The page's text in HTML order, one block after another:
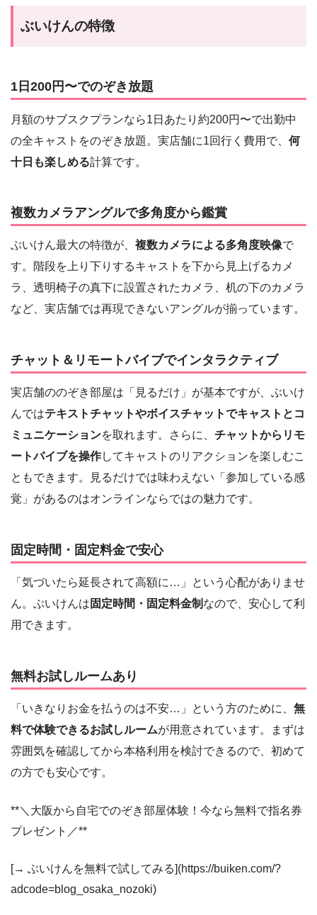
ぶいけんの特徴
1日200円〜でのぞき放題
月額のサブスクプランなら1日あたり約200円〜で出勤中
の全キャストをのぞき放題。実店舗に1回行く費用で、 何
十日も楽しめる計算です。
複数カメラアングルで多角度から鑑賞
ぶいけん最大の特徴が、 複数カメラによる多角度映像で
す。階段を上り下りするキャストを下から見上げるカメ
ラ、透明椅子の真下に設置されたカメラ、机の下のカメラ
など、実店舗では再現できないアングルが揃っています。
チャット＆リモートバイブでインタラクティブ
実店舗ののぞき部屋は「見るだけ」が基本ですが、ぶいけ
んではテキストチャットやボイスチャットでキャストとコ
ミュニケーションを取れます。さらに、 チャットからリモ
ートバイブを操作してキャストのリアクションを楽しむこ
ともできます。見るだけでは味わえない「参加している感
覚」があるのはオンラインならではの魅力です。
固定時間・固定料金で安心
「気づいたら延長されて高額に…」という心配がありませ
ん。ぶいけんは 固定時間・固定料金制 なので、安心して利
用できます。
無料お試しルームあり
「いきなりお金を払うのは不安…」という方のために、 無
料で体験できるお試しルームが用意されています。まずは
雰囲気を確認してから本格利用を検討できるので、初めて
の方でも安心です。
**＼大阪から自宅でのぞき部屋体験！今なら無料で指名券
プレゼント／**
[→ ぶいけんを無料で試してみる](https://buiken.com/?
adcode=blog_osaka_nozoki)